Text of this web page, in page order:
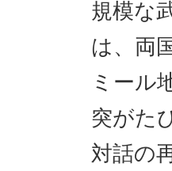
規模な
は、両
ミール
突がた
対話の